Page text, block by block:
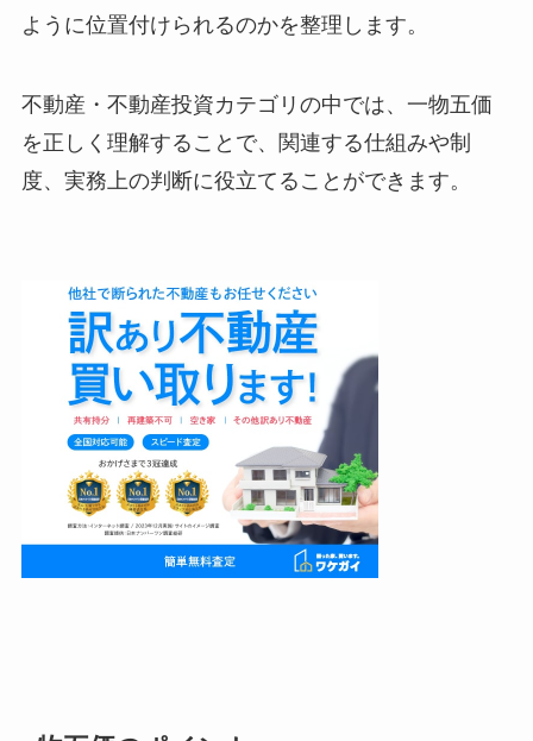
ように位置付けられるのかを整理します。
不動産・不動産投資カテゴリの中では、一物五価
を正しく理解することで、関連する仕組みや制
度、実務上の判断に役立てることができます。